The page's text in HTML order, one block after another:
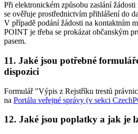
Při elektronickém způsobu zaslání žádosti
se ověřuje prostřednictvím přihlášení do
V případě podání žádosti na kontaktním
POINT je třeba se prokázat občanským
pasem.
11. Jaké jsou potřebné
dispozici
Formulář "Výpis z Rejstříku trestů
na Portálu veřejné správy (v sekci
12. Jaké jsou poplatky a jak je